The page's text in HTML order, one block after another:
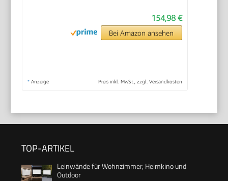
154,98 €
Bei Amazon ansehen
* Anzeige Preis inkl. MwSt., zzgl. Versandkosten
TOP-ARTIKEL
Leinwände für Wohnzimmer, Heimkino und
Outdoor